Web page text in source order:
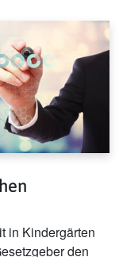
in Kindergärten
den